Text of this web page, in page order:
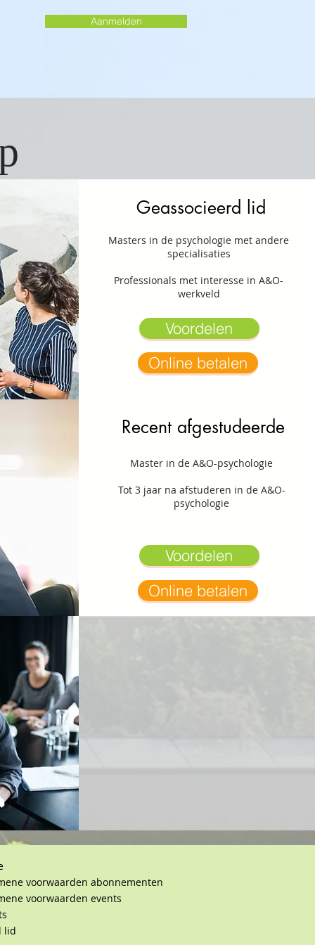
Aanmelden
Geassocieerd lid
Masters in de psychologie met andere
specialisaties
Professionals met interesse in A&O-
werkveld
Voordelen
Online betalen
Recent afgestudeerde
Master in de A&O-psychologie
Tot 3 jaar na afstuderen in de A&O-
psychologie
Voordelen
Online betalen
voorwaarden abonnementen
voorwaarden events
lid